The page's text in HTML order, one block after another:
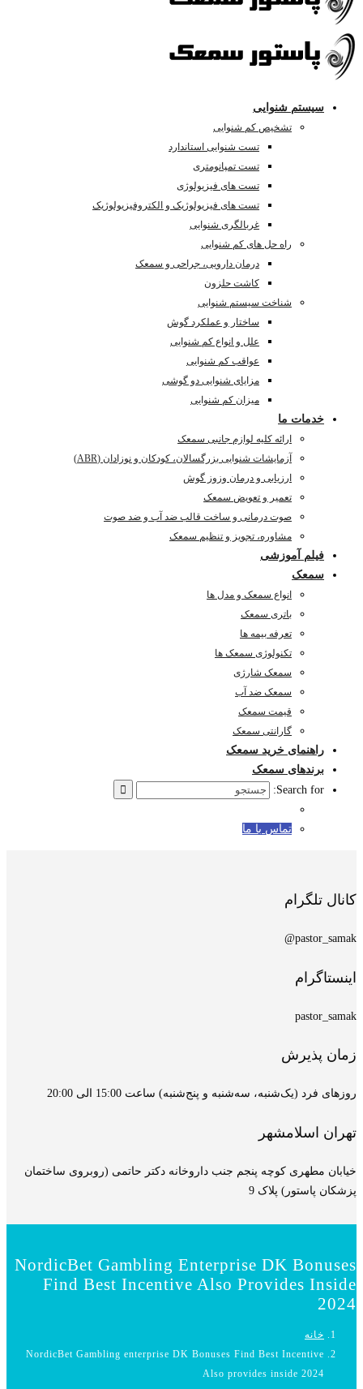
سیستم شنوایی
تشخیص کم شنوایی
تست شنوایی استاندارد
تست تمپانومتری
تست های فیزیولوژی
تست های فیزیولوژیک و الکتروفیزیولوژیک
غربالگری شنوایی
راه حل های کم شنوایی
درمان دارویی، جراحی و سمعک
کاشت حلزون
شناخت سیستم شنوایی
ساختار و عملکرد گوش
علل و انواع کم شنوایی
عواقب کم شنوایی
مزایای شنوایی دو گوشی
میزان کم شنوایی
خدمات ما
ارائه کلیه لوازم جانبی سمعک
آزمایشات شنوایی بزرگسالان، کودکان و نوزادان (ABR)
ارزیابی و درمان وزوز گوش
تعمیر و تعویض سمعک
صوت درمانی و ساخت قالب ضد آب و ضد صوت
مشاوره، تجویز و تنظیم سمعک
فیلم آموزشی
سمعک
انواع سمعک و مدل ها
باتری سمعک
تعرفه بیمه ها
تکنولوژی سمعک ها
سمعک شارژی
سمعک ضد آب
قیمت سمعک
گارانتی سمعک
راهنمای خرید سمعک
برندهای سمعک
Search for:
تماس با ما
کانال تلگرام
pastor_samak@
اینستاگرام
pastor_samak
زمان پذیرش
روزهای فرد (یک‌شنبه، سه‌شنبه و پنج‌شنبه) ساعت 15:00 الی 20:00
تهران اسلامشهر
خیابان مطهری کوچه پنجم جنب داروخانه دکتر حاتمی (روبروی ساختمان
پزشکان پاستور) پلاک 9
NordicBet Gambling Enterprise DK Bonuses
Find Best Incentive Also Provides Inside
2024
خانه
NordicBet Gambling enterprise DK Bonuses Find Best Incentive
Also provides inside 2024